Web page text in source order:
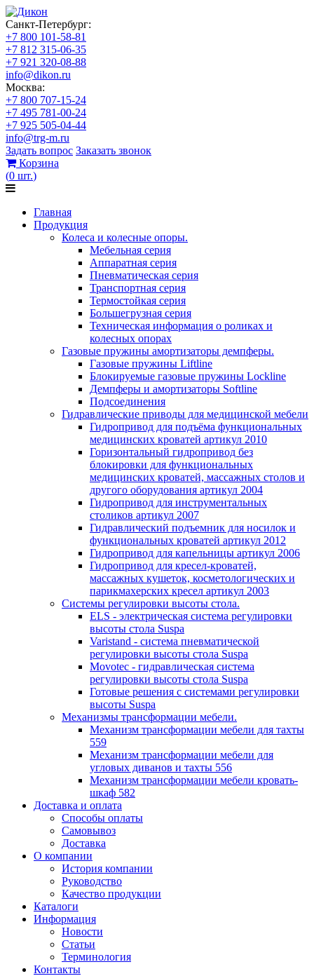
Санкт-Петербург:
+7 800 101-58-81
+7 812 315-06-35
+7 921 320-08-88
info@dikon.ru
Москва:
+7 800 707-15-24
+7 495 781-00-24
+7 925 505-04-44
info@trg-m.ru
Задать вопрос Заказать звонок
Корзина
(0 шт.)
Главная
Продукция
Колеса и колесные опоры.
Мебельная серия
Аппаратная серия
Пневматическая серия
Транспортная серия
Термостойкая серия
Большегрузная серия
Техническая информация о роликах и
колесных опорах
Газовые пружины амортизаторы демпферы.
Газовые пружины Liftline
Блокируемые газовые пружины Lockline
Демпферы и амортизаторы Softline
Подсоединения
Гидравлические приводы для медицинской мебели
Гидропривод для подъёма функциональных
медицинских кроватей артикул 2010
Горизонтальный гидропривод без
блокировки для функциональных
медицинских кроватей, массажных столов и
другого оборудования артикул 2004
Гидропривод для инструментальных
столиков артикул 2007
Гидравлический подъемник для носилок и
функциональных кроватей артикул 2012
Гидропривод для капельницы артикул 2006
Гидропривод для кресел-кроватей,
массажных кушеток, косметологических и
парикмахерских кресел артикул 2003
Системы регулировки высоты стола.
ELS - электрическая система регулировки
высоты стола Suspa
Varistand - система пневматической
регулировки высоты стола Suspa
Movotec - гидравлическая система
регулировки высоты стола Suspa
Готовые решения с системами регулировки
высоты Suspa
Механизмы трансформации мебели.
Механизм трансформации мебели для тахты
559
Механизм трансформации мебели для
угловых диванов и тахты 556
Механизм трансформации мебели кровать-
шкаф 582
Доставка и оплата
Способы оплаты
Самовывоз
Доставка
О компании
История компании
Руководство
Качество продукции
Каталоги
Информация
Новости
Статьи
Терминология
Контакты